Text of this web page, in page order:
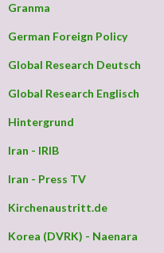
Granma
German Foreign Policy
Global Research Deutsch
Global Research Englisch
Hintergrund
Iran - IRIB
Iran - Press TV
Kirchenaustritt.de
Korea (DVRK) - Naenara